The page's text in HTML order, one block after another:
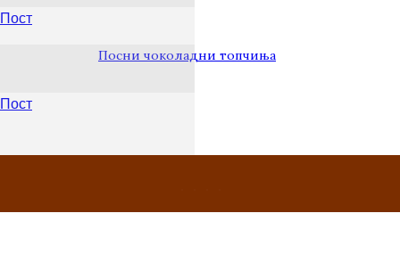
Пост
Пост
Посни чоколадни топчиња